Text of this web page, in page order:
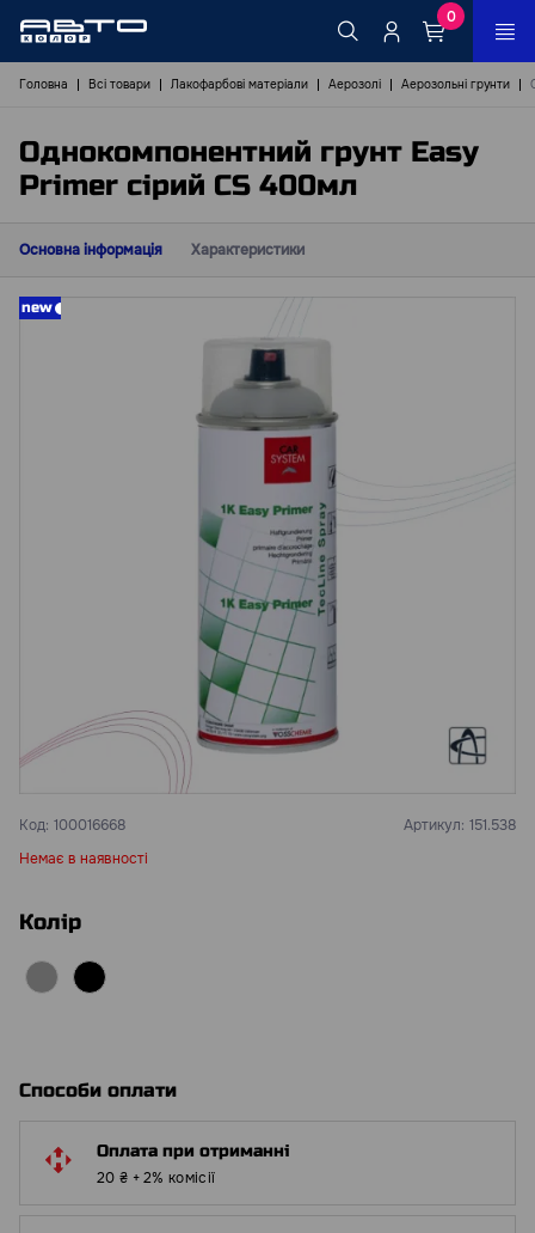
0
Головна Всі товари Лакофарбові матеріали Аерозолі Аерозольні грунти
Однокомпонентний грунт Easy
Primer сірий CS 400мл
Основна інформація Характеристики
new
Код: 100016668 Артикул: 151.538
Немає в наявності
Колір
Способи оплати
Оплата при отриманні
20 ₴ + 2% комісії